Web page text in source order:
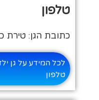
טלפון
כתובת הגן: טירת
לכל המידע על גן
טלפון